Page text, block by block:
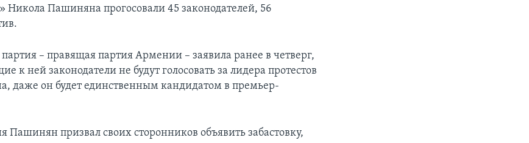
Никола Пашиняна прогосовали 45 законодателей, 56
– правящая партия Армении – заявила ранее в четверг,
к ней законодатели не будут голосовать за лидера протестов
даже он будет единственным кандидатом в премьер-
Пашинян призвал своих сторонников объявить забастовку,